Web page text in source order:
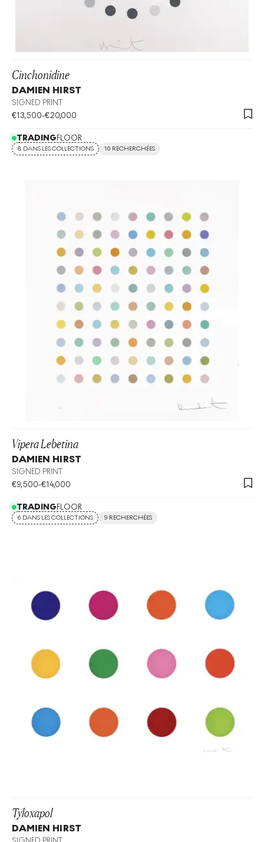
Cinchonidine
DAMIEN HIRST
SIGNED PRINT
€13,500-€20,000
TRADINGFLOOR
8 DANS LES COLLECTIONS 10 RECHERCHÉES
Vipera Lebetina
DAMIEN HIRST
SIGNED PRINT
€9,500-€14,000
TRADINGFLOOR
6 DANS LES COLLECTIONS 9 RECHERCHÉES
Tyloxapol
DAMIEN HIRST